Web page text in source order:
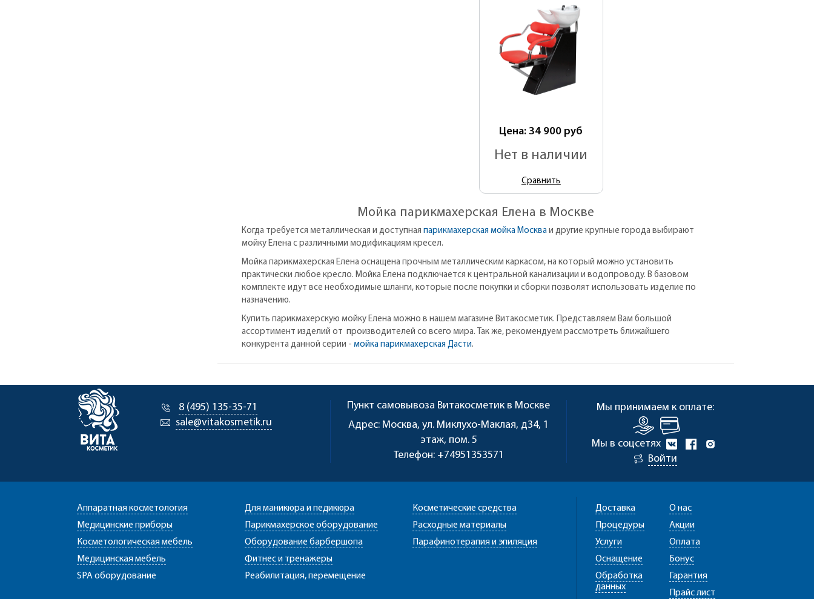
Цена: 34 900 руб
Нет в наличии
Сравнить
Мойка парикмахерская Елена в Москве
Когда требуется металлическая и доступнаяпарикмахерская мойка Москва и другие крупные города выбирают
мойку Елена с различными модификациям кресел.
Мойка парикмахерская Елена оснащена прочным металлическим каркасом, на который можно установить
практически любое кресло. Мойка Елена подключается к центральной канализации и водопроводу. В базовом
комплекте идут все необходимые шланги, которые после покупки и сборки позволят использовать изделие по
назначению.
Купить парикмахерскую мойку Елена можно в нашем магазине Витакосметик. Представляем Вам большой
ассортимент изделий от производителей со всего мира. Так же, рекомендуем рассмотреть ближайшего
конкурента данной серии - мойка парикмахерская Дасти.
8 (495) 135-35-71
sale@vitakosmetik.ru
Пункт самовывоза Витакосметик в Москве
Адрес: Москва, ул. Миклухо-Маклая, д34, 1
этаж, пом. 5
Телефон: +74951353571
Мы принимаем к оплате:
Мы в соцсетях
Войти
Аппаратная косметология
Медицинские приборы
Косметологическая мебель
Медицинская мебель
SPA оборудование
Для маникюра и педикюра
Парикмахерское оборудование
Оборудование барбершопа
Фитнес и тренажеры
Реабилитация, перемещение
Косметические средства
Расходные материалы
Парафинотерапия и эпиляция
Доставка
Процедуры
Услуги
Оснащение
Обработка
данных
О нас
Акции
Оплата
Бонус
Гарантия
Прайс лист